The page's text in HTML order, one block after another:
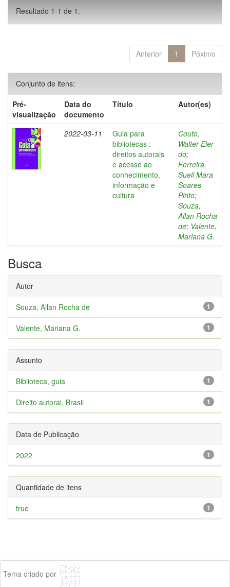
Resultado 1-1 de 1.
Anterior 1 Póximo
Conjunto de itens:
Pré-
visualização
Data do
documento
Título Autor(es)
2022-03-11
Guia para
bibliotecas :
direitos autorais
e acesso ao
conhecimento,
informação e
cultura
Couto,
Walter Eler
do;
Ferreira,
Sueli Mara
Soares
Pinto;
Souza,
Allan Rocha
de; Valente,
Mariana G.
Busca
Autor
1
Souza, Allan Rocha de
1
Valente, Mariana G.
Assunto
1
Biblioteca, guia
1
Direito autoral, Brasil
Data de Publicação
1
2022
Quantidade de itens
1
true
Tema criado por